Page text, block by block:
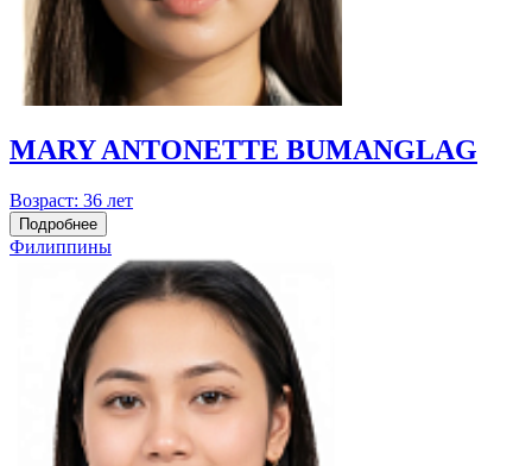
MARY ANTONETTE BUMANGLAG
Возраст: 36 лет
Подробнее
Филиппины